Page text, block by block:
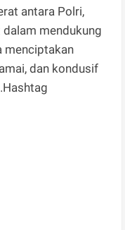
antara Polri,
mendukung
menciptakan
dan kondusif